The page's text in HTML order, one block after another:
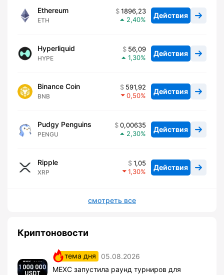
Ethereum
ETH
1896,23
2,40
Действия
Hyperliquid
HYPE
56,09
1,30
Действия
Binance Coin
BNB
591,92
0,50
Действия
Pudgy Penguins
PENGU
0,00635
2,30
Действия
Ripple
XRP
1,05
1,30
Действия
смотреть все
Криптоновости
тема дня
05.08.2026
MEXC запустила раунд турниров для